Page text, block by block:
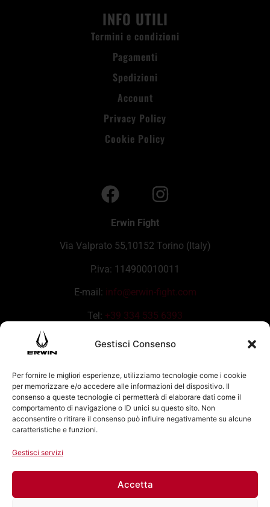
Gestisci Consenso
Per fornire le migliori esperienze, utilizziamo tecnologie come i cookie
per memorizzare e/o accedere alle informazioni del dispositivo. Il
consenso a queste tecnologie ci permetterà di elaborare dati come il
comportamento di navigazione o ID unici su questo sito. Non
acconsentire o ritirare il consenso può influire negativamente su alcune
caratteristiche e funzioni.
Gestisci servizi
Accetta
INFO UTILI
Termini e condizioni
Pagamenti
Spedizioni
Account
Privacy Policy
Cookie Policy
Erwin Fight
Via Valprato 55,10152 Torino (Italy)
P.iva: 114900010011
E-mail: info@erwin-fight.com
Tel: +39 334 535 6393